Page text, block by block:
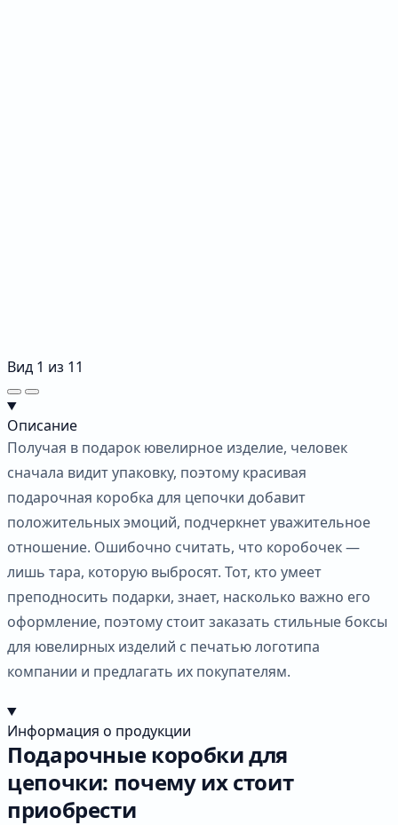
Вид 1 из 11
Описание
Получая в подарок ювелирное изделие, человек
сначала видит упаковку, поэтому красивая
подарочная коробка для цепочки добавит
положительных эмоций, подчеркнет уважительное
отношение. Ошибочно считать, что коробочек —
лишь тара, которую выбросят. Тот, кто умеет
преподносить подарки, знает, насколько важно его
оформление, поэтому стоит заказать стильные боксы
для ювелирных изделий с печатью логотипа
компании и предлагать их покупателям.
Информация о продукции
Подарочные коробки для
цепочки: почему их стоит
приобрести